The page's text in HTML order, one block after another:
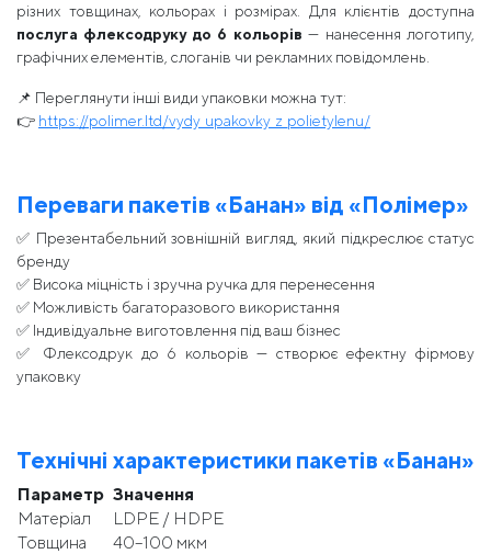
різних товщинах, кольорах і розмірах. Для клієнтів доступна
послуга флексодруку до 6 кольорів — нанесення логотипу,
графічних елементів, слоганів чи рекламних повідомлень.
📌 Переглянути інші види упаковки можна тут:
👉 https://polimer.ltd/vydy_upakovky_z_polietylenu/
Переваги пакетів «Банан» від «Полімер»
✅ Презентабельний зовнішній вигляд, який підкреслює статус
бренду
✅ Висока міцність і зручна ручка для перенесення
✅ Можливість багаторазового використання
✅ Індивідуальне виготовлення під ваш бізнес
✅ Флексодрук до 6 кольорів — створює ефектну фірмову
упаковку
Технічні характеристики пакетів «Банан»
Параметр Значення
Матеріал
LDPE / HDPE
Товщина
40–100 мкм